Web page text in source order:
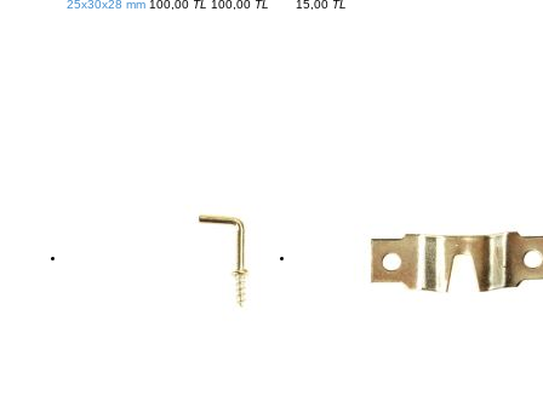
25x30x28 mm 100,00 TL 100,00 TL 15,00 TL